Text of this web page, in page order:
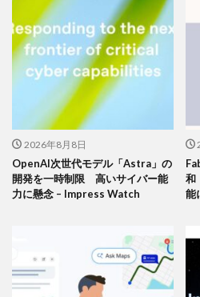
2026年8月8日
OpenAI次世代モデル「Astra」の
開発を一時制限 高いサイバー能
力に懸念 – Impress Watch
和
能